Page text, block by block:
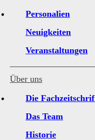
Personalien
Neuigkeiten
Veranstaltungen
Über uns
Die
Das Team
Historie
Neuigkeiten
2026
2025
2024
2023
2020
2018